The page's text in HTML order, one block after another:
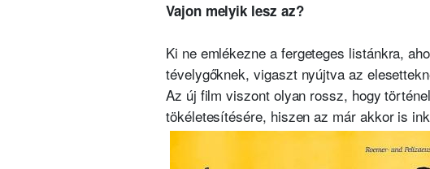
Vajon melyik lesz az?
Ki ne emlékezne a fergeteges listánkra,
tévelygőknek, vigaszt nyújtva az
Az új film viszont olyan rossz, hogy
tökéletesítésére, hiszen az már akkor is